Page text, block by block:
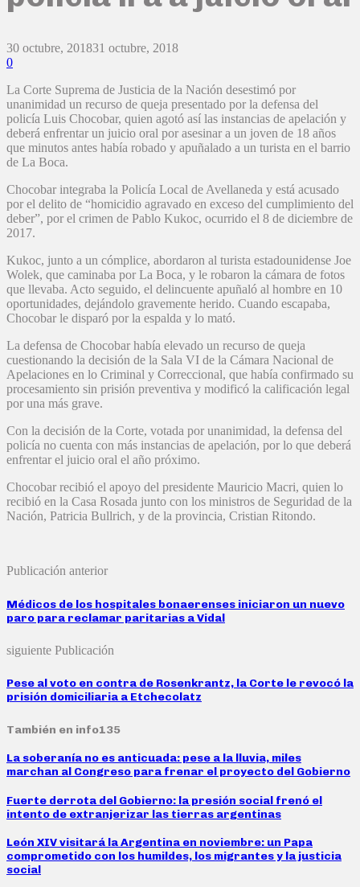
30 octubre, 201831 octubre, 2018
0
La Corte Suprema de Justicia de la Nación desestimó por
unanimidad un recurso de queja presentado por la defensa del
policía Luis Chocobar, quien agotó así las instancias de apelación y
deberá enfrentar un juicio oral por asesinar a un joven de 18 años
que minutos antes había robado y apuñalado a un turista en el barrio
de La Boca.
Chocobar integraba la Policía Local de Avellaneda y está acusado
por el delito de “homicidio agravado en exceso del cumplimiento del
deber”, por el crimen de Pablo Kukoc, ocurrido el 8 de diciembre de
2017.
Kukoc, junto a un cómplice, abordaron al turista estadounidense Joe
Wolek, que caminaba por La Boca, y le robaron la cámara de fotos
que llevaba. Acto seguido, el delincuente apuñaló al hombre en 10
oportunidades, dejándolo gravemente herido. Cuando escapaba,
Chocobar le disparó por la espalda y lo mató.
La defensa de Chocobar había elevado un recurso de queja
cuestionando la decisión de la Sala VI de la Cámara Nacional de
Apelaciones en lo Criminal y Correccional, que había confirmado su
procesamiento sin prisión preventiva y modificó la calificación legal
por una más grave.
Con la decisión de la Corte, votada por unanimidad, la defensa del
policía no cuenta con más instancias de apelación, por lo que deberá
enfrentar el juicio oral el año próximo.
Chocobar recibió el apoyo del presidente Mauricio Macri, quien lo
recibió en la Casa Rosada junto con los ministros de Seguridad de la
Nación, Patricia Bullrich, y de la provincia, Cristian Ritondo.
Publicación anterior
Médicos de los hospitales bonaerenses iniciaron un nuevo
paro para reclamar paritarias a Vidal
siguiente Publicación
Pese al voto en contra de Rosenkrantz, la Corte le revocó la
prisión domiciliaria a Etchecolatz
También en info135
La soberanía no es anticuada: pese a la lluvia, miles
marchan al Congreso para frenar el proyecto del Gobierno
Fuerte derrota del Gobierno: la presión social frenó el
intento de extranjerizar las tierras argentinas
León XIV visitará la Argentina en noviembre: un Papa
comprometido con los humildes, los migrantes y la justicia
social